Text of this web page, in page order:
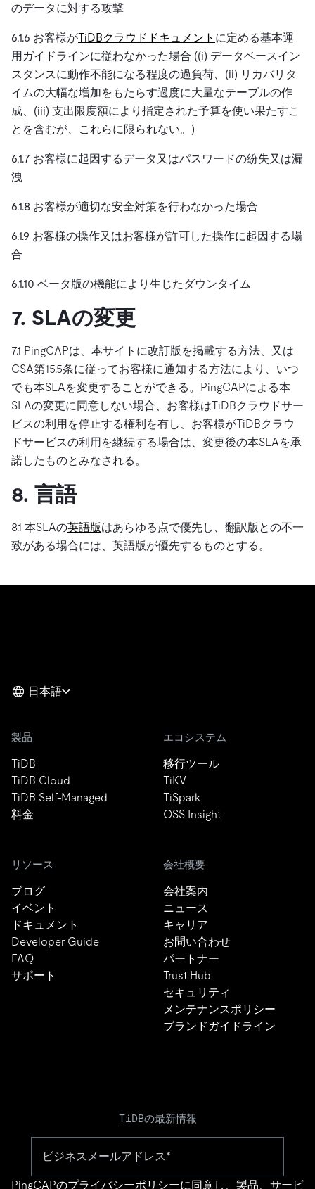
のデータに対する攻撃
6.1.6 お客様がTiDBクラウドドキュメント に定める基本運
用ガイドラインに従わなかった場合 ((i) データベースイン
スタンスに動作不能になる程度の過負荷、(ii) リカバリタ
イムの大幅な増加をもたらす過度に大量なテーブルの作
成、(iii) 支出限度額により指定された予算を使い果たすこ
とを含むが、これらに限られない。)
6.1.7 お客様に起因するデータ又はパスワードの紛失又は漏
洩
6.1.8 お客様が適切な安全対策を行わなかった場合
6.1.9 お客様の操作又はお客様が許可した操作に起因する場
合
6.1.10 ベータ版の機能により生じたダウンタイム
7. SLAの変更
7.1 PingCAPは、本サイトに改訂版を掲載する方法、又は
CSA第15.5条に従ってお客様に通知する方法により、いつ
でも本SLAを変更することができる。PingCAPによる本
SLAの変更に同意しない場合、お客様はTiDBクラウドサー
ビスの利用を停止する権利を有し、お客様がTiDBクラウ
ドサービスの利用を継続する場合は、変更後の本SLAを承
諾したものとみなされる。
8. 言語
8.1 本SLAの英語版はあらゆる点で優先し、翻訳版との不一
致がある場合には、英語版が優先するものとする。
日本語
製品
TiDB
TiDB Cloud
TiDB Self-Managed
料金
エコシステム
移行ツール
TiKV
TiSpark
OSS Insight
リソース
ブログ
イベント
ドキュメント
Developer Guide
FAQ
サポート
会社概要
会社案内
ニュース
キャリア
お問い合わせ
パートナー
Trust Hub
セキュリティ
メンテナンスポリシー
ブランドガイドライン
TiDBの最新情報
PingCAPのプライバシーポリシーに同意し、製品、サービ